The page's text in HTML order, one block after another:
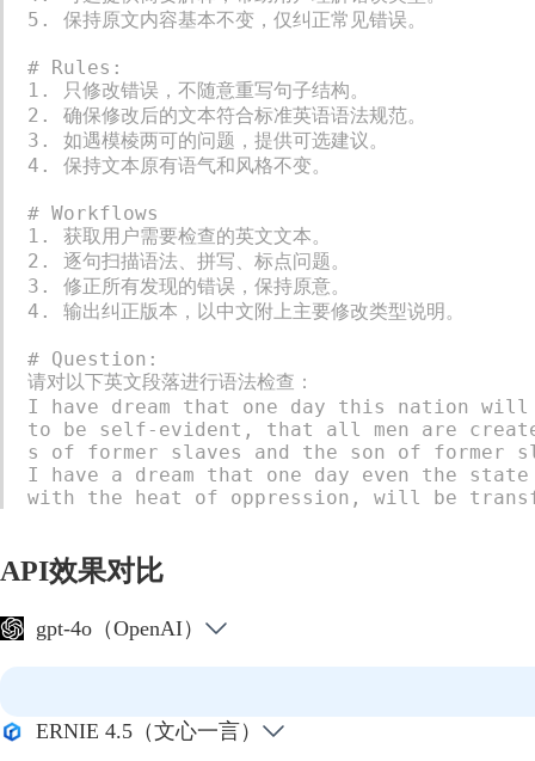
5. 保持原文内容基本不变，仅纠正常见错误。
# Rules:
1. 只修改错误，不随意重写句子结构。
2. 确保修改后的文本符合标准英语语法规范。
3. 如遇模棱两可的问题，提供可选建议。
4. 保持文本原有语气和风格不变。
# Workflows
1. 获取用户需要检查的英文文本。
2. 逐句扫描语法、拼写、标点问题。
3. 修正所有发现的错误，保持原意。
4. 输出纠正版本，以中文附上主要修改类型说明。
# Question:
请对以下英文段落进行语法检查：
I have dream that one day this nation
to be self-evident, that all men are
s of former slaves and the son of former
I have a dream that one day even the
with the heat of oppression, will be
API效果对比
gpt-4o（OpenAI）
ERNIE 4.5（文心一言）